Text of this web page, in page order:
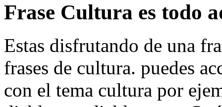
Frase Cultura es todo
Estas disfrutando de una
frases de cultura. puedes
con el tema cultura por